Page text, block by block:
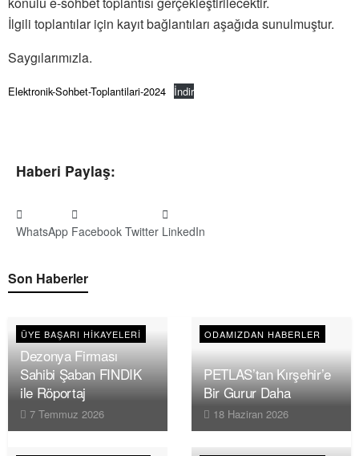
İlgili toplantılar için kayıt bağlantıları aşağıda sunulmuştur.
Saygılarımızla.
Elektronik-Sohbet-Toplantilari-2024 İndir
Haberi Paylaş:
WhatsApp Facebook Twitter LinkedIn
Son Haberler
ÜYE BAŞARI HIKAYELERI
Dezonya Firması
Sahibi Şaban FINDIK
ile Röportaj
7 Temmuz 2026
ODAMIZDAN HABERLER
PETLAS’tan Kırşehir’e
Bir Gurur Daha
18 Haziran 2026